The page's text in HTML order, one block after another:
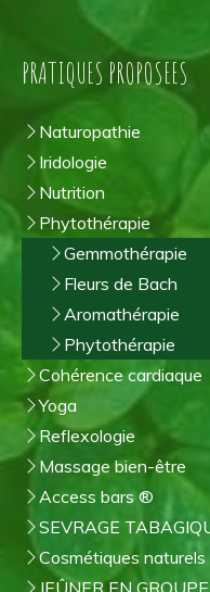
PRATIQUES PROPOSEES
Naturopathie
Iridologie
Nutrition
Phytothérapie
Gemmothérapie
Fleurs de Bach
Aromathérapie
Phytothérapie
Cohérence cardiaque
Yoga
Reflexologie
Massage bien-être
Access bars ®
SEVRAGE
Cosmétiques naturels